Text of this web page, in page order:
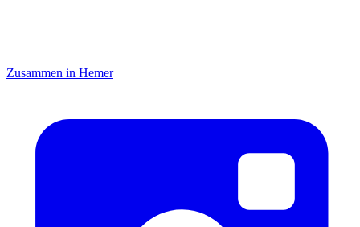
Zusammen in Hemer